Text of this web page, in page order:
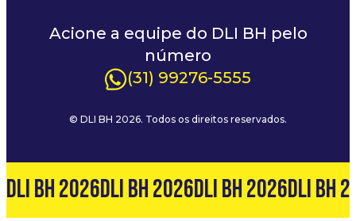
Acione a equipe do DLI BH pelo
número
(31) 99276-5555
© DLI BH 2026. Todos os direitos reservados.
DLI BH 2026DLI BH 2026DLI BH 2026DLI BH